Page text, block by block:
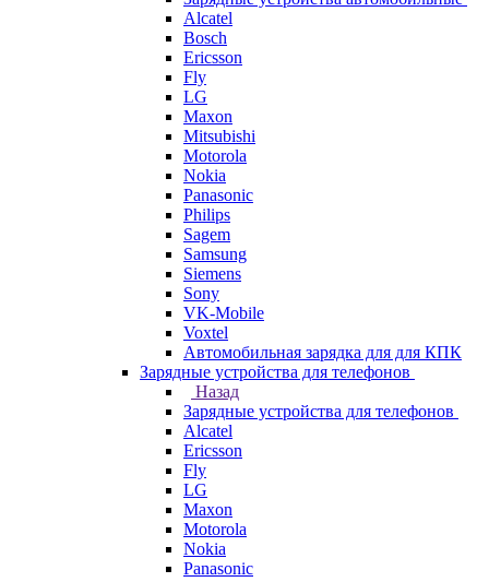
Alcatel
Bosch
Ericsson
Fly
LG
Maxon
Mitsubishi
Motorola
Nokia
Panasonic
Philips
Sagem
Samsung
Siemens
Sony
VK-Mobile
Voxtel
Автомобильная зарядка для для КПК
Зарядные устройства для телефонов
Назад
Зарядные устройства для телефонов
Alcatel
Ericsson
Fly
LG
Maxon
Motorola
Nokia
Panasonic